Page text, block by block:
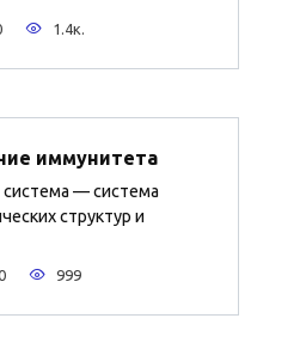
1.4к.
иммунитета
— система
структур и
999